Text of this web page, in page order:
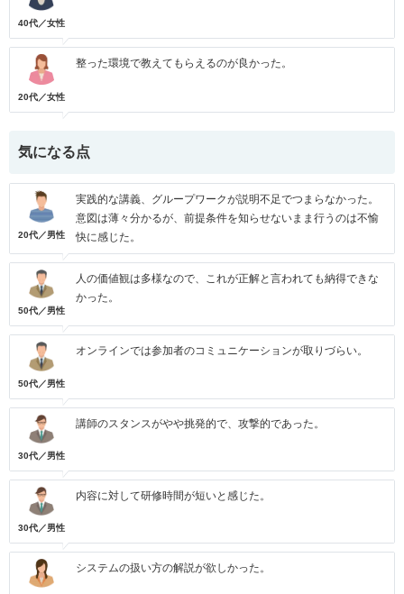
40代／女性
20代／女性
整った環境で教えてもらえるのが良かった。
気になる点
20代／男性
実践的な講義、グループワークが説明不足でつまらなかった。
意図は薄々分かるが、前提条件を知らせないまま行うのは不愉
快に感じた。
50代／男性
人の価値観は多様なので、これが正解と言われても納得できな
かった。
50代／男性
オンラインでは参加者のコミュニケーションが取りづらい。
30代／男性
講師のスタンスがやや挑発的で、攻撃的であった。
30代／男性
内容に対して研修時間が短いと感じた。
システムの扱い方の解説が欲しかった。